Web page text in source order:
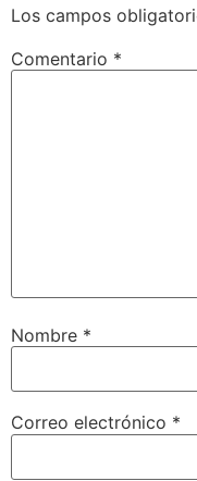
Los campos
Comentario *
Nombre *
Correo electrónico *